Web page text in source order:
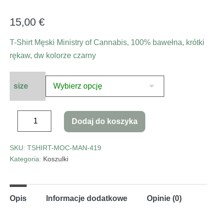
15,00 €
T-Shirt Męski Ministry of Cannabis, 100% bawełna, krótki
rękaw, dw kolorze czarny
size
Dodaj do koszyka
SKU: TSHIRT-MOC-MAN-419
Kategoria: Koszulki
Opis Informacje dodatkowe Opinie (0)